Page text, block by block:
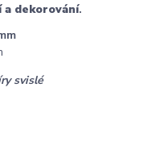
a dekorování.
svislé